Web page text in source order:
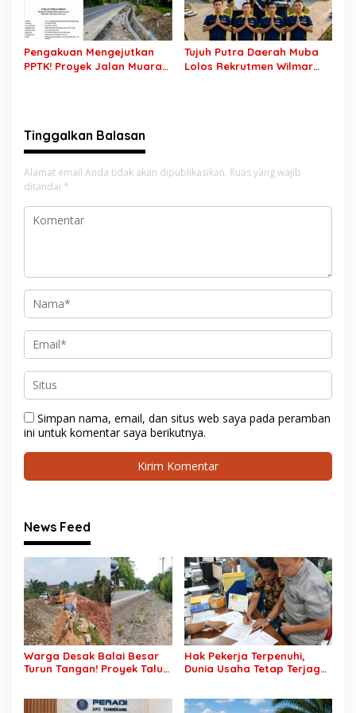
Pengakuan Mengejutkan
PPTK! Proyek Jalan Muara
Tujuh Putra Daerah Muba
Lolos Rekrutmen Wilmar
Tinggalkan Balasan
Alamat email Anda tidak akan dipublikasikan. Ruas yang wajib
ditandai *
Simpan nama, email, dan situs web saya pada peramban
ini untuk komentar saya berikutnya.
News Feed
Warga Desak Balai Besar
Turun Tangan! Proyek Talut
Pekerjaan
Hak Pekerja Terpenuhi,
Dunia Usaha Tetap Terjaga:
Hubungan Industrial